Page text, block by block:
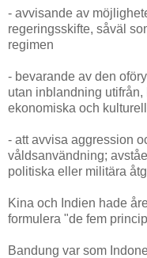
- avvisande av
regeringsskifte, såväl
regimen
- bevarande av den
utan inblandning
ekonomiska och
- att avvisa aggression
våldsanvändning;
politiska eller militära
Kina och Indien hade
formulera "de fem
Bandung var som